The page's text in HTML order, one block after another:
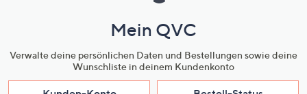
Mein QVC
Verwalte deine persönlichen Daten und Bestellungen sowie deine
Wunschliste in deinem Kundenkonto